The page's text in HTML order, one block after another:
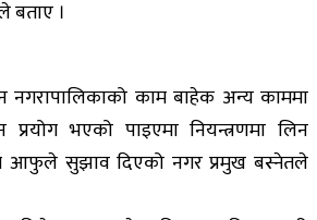
बताए ।
नगरापालिकाको काम बाहेक अन्य काममा
प्रयोग भएको पाइएमा नियन्त्रणमा लिन
आफुले सुझाव दिएको नगर प्रमुख बस्नेतले